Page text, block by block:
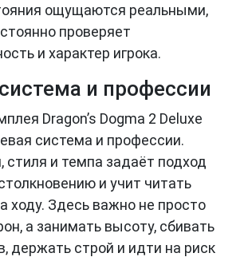
ощущаются реальными,
проверяет
и характер игрока.
и профессии
Dragon’s Dogma 2 Deluxe
система и профессии.
стиля и темпа задаёт подход
и учит читать
ходу. Здесь важно не просто
а занимать высоту, сбивать
держать строй и идти на риск